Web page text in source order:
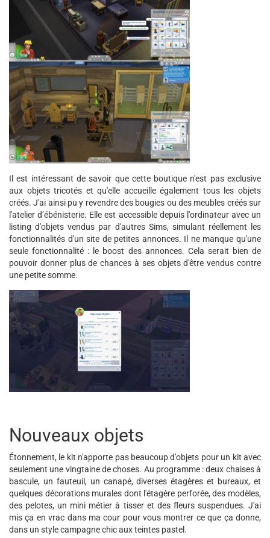
Il est intéressant de savoir que cette boutique n'est pas exclusive
aux objets tricotés et qu'elle accueille également tous les objets
créés. J'ai ainsi pu y revendre des bougies ou des meubles créés sur
l'atelier d’ébénisterie. Elle est accessible depuis l'ordinateur avec un
listing d'objets vendus par d'autres Sims, simulant réellement les
fonctionnalités d'un site de petites annonces. Il ne manque qu'une
seule fonctionnalité : le boost des annonces. Cela serait bien de
pouvoir donner plus de chances à ses objets d'être vendus contre
une petite somme.
Nouveaux objets
Étonnement, le kit n'apporte pas beaucoup d'objets pour un kit avec
seulement une vingtaine de choses. Au programme : deux chaises à
bascule, un fauteuil, un canapé, diverses étagères et bureaux, et
quelques décorations murales dont l'étagère perforée, des modèles,
des pelotes, un mini métier à tisser et des fleurs suspendues. J'ai
mis ça en vrac dans ma cour pour vous montrer ce que ça donne,
dans un style campagne chic aux teintes pastel.